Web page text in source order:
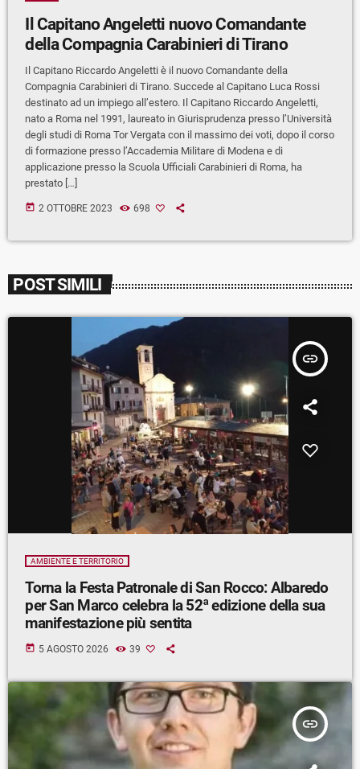
Il Capitano Angeletti nuovo Comandante
della Compagnia Carabinieri di Tirano
Il Capitano Riccardo Angeletti è il nuovo Comandante della
Compagnia Carabinieri di Tirano. Succede al Capitano Luca Rossi
destinato ad un impiego all’estero. Il Capitano Riccardo Angeletti,
nato a Roma nel 1991, laureato in Giurisprudenza presso l’Università
degli studi di Roma Tor Vergata con il massimo dei voti, dopo il corso
di formazione presso l’Accademia Militare di Modena e di
applicazione presso la Scuola Ufficiali Carabinieri di Roma, ha
prestato […]
today 2 OTTOBRE 2023 698
POST SIMILI
insert_link
AMBIENTE E TERRITORIO
Torna la Festa Patronale di San Rocco: Albaredo
per San Marco celebra la 52ª edizione della sua
manifestazione più sentita
today 5 AGOSTO 2026 39
insert_link